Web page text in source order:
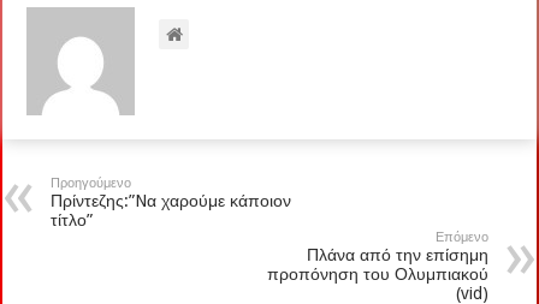
Προηγούμενο
Πρίντεζης:”Nα χαρούμε κάποιον
τίτλο”
Επόμενο
Πλάνα από την επίσημη
προπόνηση του Ολυμπιακού
(vid)